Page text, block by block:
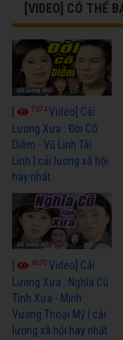
[VIDEO] CÓ THỂ
7674Video] Cải
Lương Xưa : Đời Cô
Diễm - Vũ Linh Tài
Linh | cải lương xã hội
hay nhất
6070 Video] Cải
Lương Xưa : Nghĩa Cũ
Tình Xưa - Minh
Vương Thoại Mỹ | cải
lương xã hội hay nhất